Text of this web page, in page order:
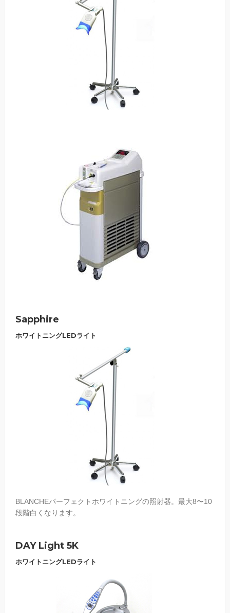
Sapphire
ホワイトニングLEDライト
BLANCHEパーフェクトホワイトニングの照射器。最大8〜10
段階白くなります。
DAY Light 5K
ホワイトニングLEDライト